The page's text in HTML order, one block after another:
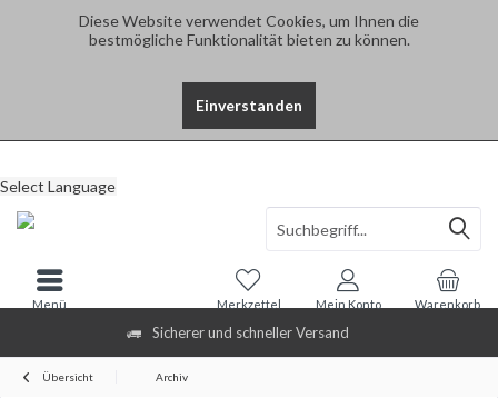
Diese Website verwendet Cookies, um Ihnen die
bestmögliche Funktionalität bieten zu können.
Einverstanden
Sicherer und schneller Versand
Select Language
Warenkorb
Merkzettel Mein Konto
Menü
Übersicht Archiv